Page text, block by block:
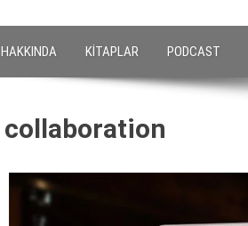
HAKKINDA KITAPLAR PODCAST
collaboration